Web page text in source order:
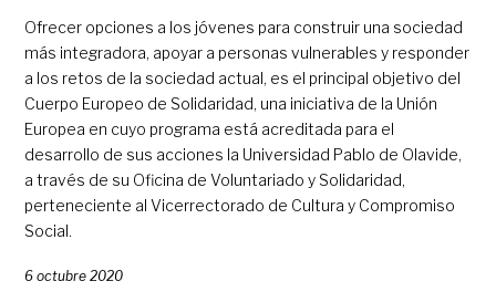
Ofrecer opciones a los jóvenes para construir una sociedad
más integradora, apoyar a personas vulnerables y responder
a los retos de la sociedad actual, es el principal objetivo del
Cuerpo Europeo de Solidaridad, una iniciativa de la Unión
Europea en cuyo programa está acreditada para el
desarrollo de sus acciones la Universidad Pablo de Olavide,
a través de su Oficina de Voluntariado y Solidaridad,
perteneciente al Vicerrectorado de Cultura y Compromiso
Social.
6 octubre 2020